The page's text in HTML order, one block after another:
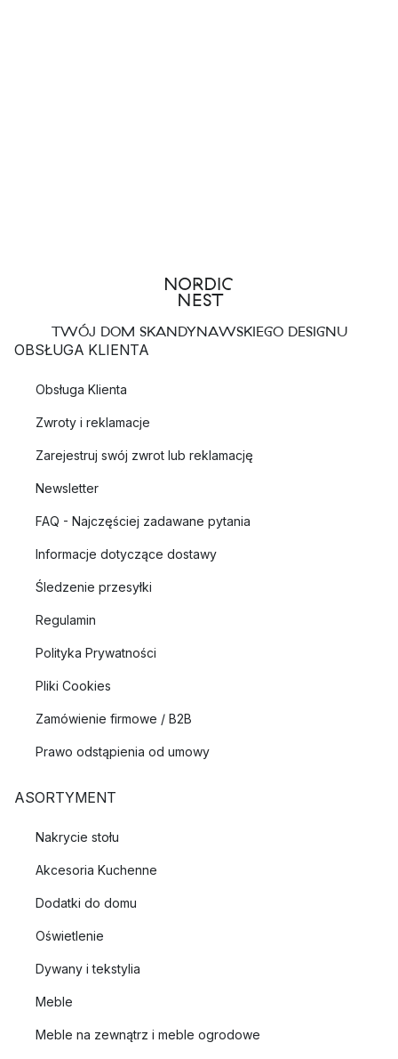
TWÓJ DOM SKANDYNAWSKIEGO DESIGNU
OBSŁUGA KLIENTA
Obsługa Klienta
Zwroty i reklamacje
Zarejestruj swój zwrot lub reklamację
Newsletter
FAQ - Najczęściej zadawane pytania
Informacje dotyczące dostawy
Śledzenie przesyłki
Regulamin
Polityka Prywatności
Pliki Cookies
Zamówienie firmowe / B2B
Prawo odstąpienia od umowy
ASORTYMENT
Nakrycie stołu
Akcesoria Kuchenne
Dodatki do domu
Oświetlenie
Dywany i tekstylia
Meble
Meble na zewnątrz i meble ogrodowe